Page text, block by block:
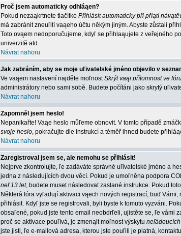
Proč jsem automaticky odhláąen?
Pokud nezaąkrtnete tlačítko Přihlásit automaticky při příątí
má zabránit zneuľití vaąeho účtu někým jiným. Abyste zůstali
Toto ovąem nedoporučujeme, kdyľ se přihlaąujete z veřejného
univerzitě atd.
Návrat nahoru
Jak zabráním, aby se moje uľivatelské jméno objevilo v
Ve vaąem nastavení najděte moľnostSkrýt vaąi přítomnost ve
administrátory nebo sami sobě. Budete počítáni jako skrytý
Návrat nahoru
Zapomněl jsem heslo!
Nepanikařte! Vaąe heslo můľeme obnovit. V tomto případě
svoje heslo, pokračujte dle instrukcí a téměř ihned budete
Návrat nahoru
Zaregistroval jsem se, ale nemohu se přihlásit!
Nejprve zkontrolujte, ľe zadáváte správné uľivatelské jméno a
jedna z následujících dvou věcí. Pokud je umoľněna podpora
neľ 13 let, budete muset následovat zaslané instrukce. Pokud
Některá fóra vyľadují aktivaci vąech nových registrací, buď
přihlásit. Kdyľ jste se registrovali, byli byste k tomuto vyzváni.
obsaľené, pokud jste tento email neobdrľeli, ujistěte se, ľe vámi
proč se aktivace pouľívá, je zmenąit moľnost výskytu neľádoucích
jste jisti, ľe e-mailová adresa, kterou jste pouľili je platná,